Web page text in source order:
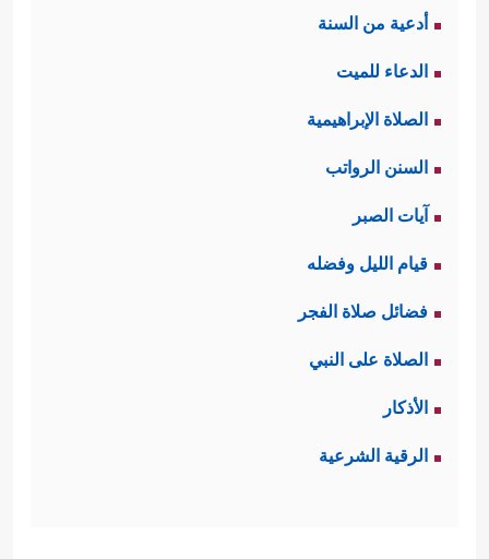
أدعية من السنة
الدعاء للميت
الصلاة الإبراهيمية
السنن الرواتب
آيات الصبر
قيام الليل وفضله
فضائل صلاة الفجر
الصلاة على النبي
الأذكار
الرقية الشرعية